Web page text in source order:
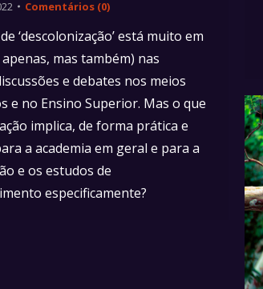
Comentários (0)
‘descolonização’ está muito em
mas também) nas
e debates nos meios
e no Ensino Superior. Mas o que
implica, de forma prática e
a academia em geral e para a
e os estudos de
especificamente?